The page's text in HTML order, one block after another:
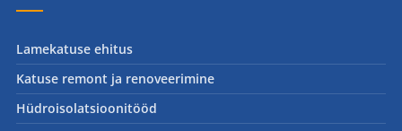
Lamekatuse ehitus
Katuse remont ja renoveerimine
Hüdroisolatsioonitööd